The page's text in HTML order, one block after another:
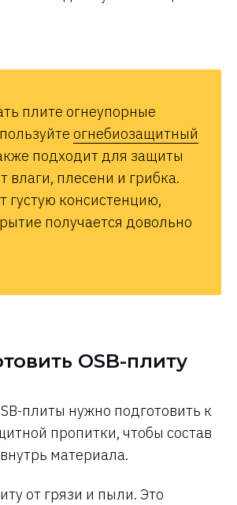
плите огнеупорные
огнебиозащитный
подходит для защиты
влаги, плесени и грибка.
густую консистенцию,
получается довольно
OSB-плиту
плиты нужно подготовить к
пропитки, чтобы состав
материала.
от грязи и пыли. Это